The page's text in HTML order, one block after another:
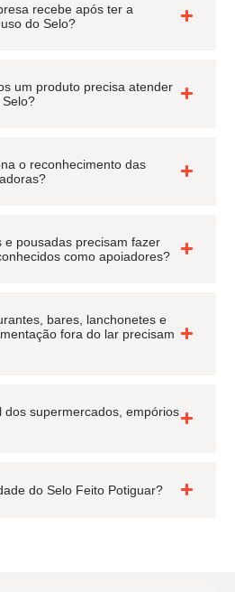
recebe após ter a
do Selo?
um produto precisa atender
o reconhecimento das
e pousadas precisam fazer
como apoiadores?
bares, lanchonetes e
fora do lar precisam
dos supermercados, empórios
do Selo Feito Potiguar?